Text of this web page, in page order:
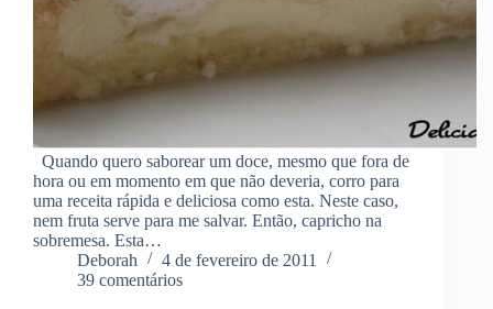
Quando quero saborear um doce, mesmo que fora de
hora ou em momento em que não deveria, corro para
uma receita rápida e deliciosa como esta. Neste caso,
nem fruta serve para me salvar. Então, capricho na
sobremesa. Esta…
Deborah
4 de fevereiro de 2011
39 comentários